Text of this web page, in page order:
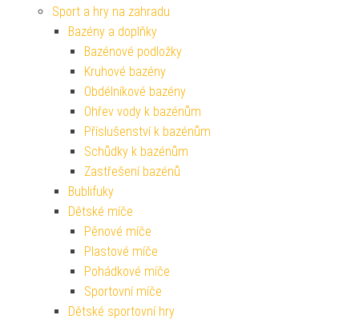
Sport a hry na zahradu
Bazény a doplňky
Bazénové podložky
Kruhové bazény
Obdélníkové bazény
Ohřev vody k bazénům
Příslušenství k bazénům
Schůdky k bazénům
Zastřešení bazénů
Bublifuky
Dětské míče
Pěnové míče
Plastové míče
Pohádkové míče
Sportovní míče
Dětské sportovní hry